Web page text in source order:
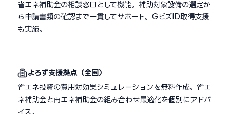
省エネ補助金の相談窓口として機能。補助対象設備の選定か
ら申請書類の確認まで一貫してサポート。GビズID取得支援
も実施。
よろず支援拠点（全国）
省エネ投資の費用対効果シミュレーションを無料作成。省エ
ネ補助金と再エネ補助金の組み合わせ最適化を個別にアドバ
イス。